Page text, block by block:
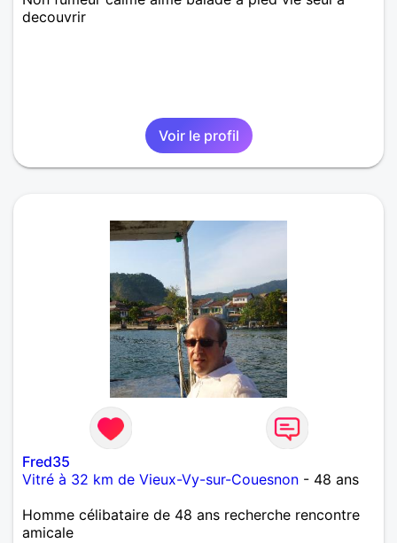
decouvrir
Voir le profil
Fred35
Vitré à 32 km de Vieux-Vy-sur-Couesnon - 48 ans
Homme célibataire de 48 ans recherche rencontre
amicale